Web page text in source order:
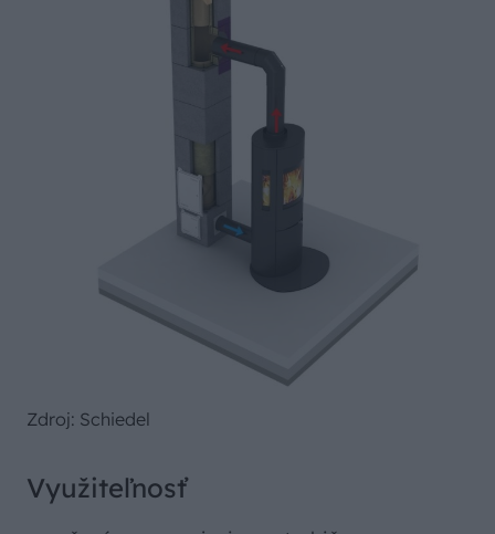
Zdroj: Schiedel
Využiteľnosť